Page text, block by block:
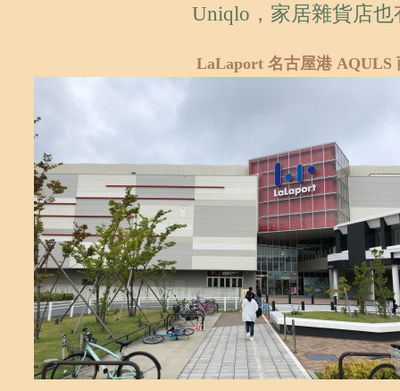
Uniqlo，家居雜貨店
LaLaport 名古屋港 AQULS